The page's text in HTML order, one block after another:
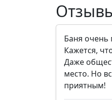
Баня очень
Кажется,
Даже
место. Но
приятным!